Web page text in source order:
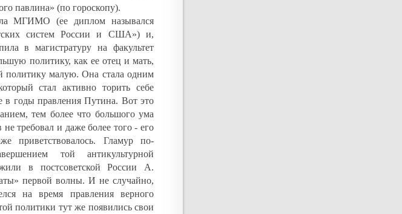
павлина» (по гороскопу).
МГИМО (ее диплом назывался
систем России и США») и,
в магистратуру на факультет
политику, как ее отец и мать,
политику малую. Она стала одним
стал активно торить себе
в годы правления Путина. Вот это
тем более что большого ума
требовал и даже более того - его
приветствовалось. Гламур по-
той антикультурной
в постсоветской России А.
первой волны. И не случайно,
на время правления верного
политики тут же появились свои